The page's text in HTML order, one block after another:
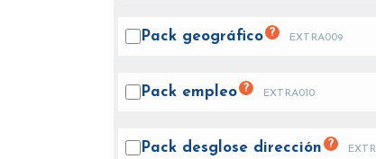
Pack geográfico ? EXTRA009
Pack empleo ? EXTRA010
Pack desglose dirección ?